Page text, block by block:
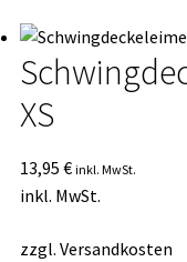
XS
13,95 € inkl. MwSt.
inkl. MwSt.
zzgl. Versandkosten